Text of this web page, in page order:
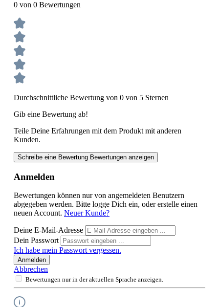
0 von 0 Bewertungen
Durchschnittliche Bewertung von 0 von 5 Sternen
Gib eine Bewertung ab!
Teile Deine Erfahrungen mit dem Produkt mit anderen
Kunden.
Schreibe eine Bewertung Bewertungen anzeigen
Anmelden
Bewertungen können nur von angemeldeten Benutzern
abgegeben werden. Bitte logge Dich ein, oder erstelle einen
neuen Account. Neuer Kunde?
Deine E-Mail-Adresse
Dein Passwort
Ich habe mein Passwort vergessen.
Anmelden
Abbrechen
Bewertungen nur in der aktuellen Sprache anzeigen.